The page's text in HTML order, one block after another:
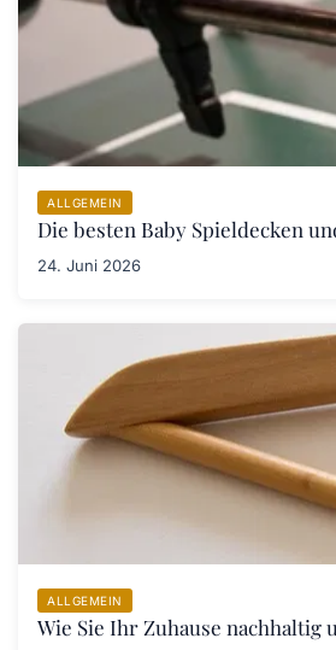
ALLGEMEIN
Die besten Baby Spieldecken
24. Juni 2026
ALLGEMEIN
Wie Sie Ihr Zuhause